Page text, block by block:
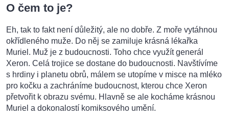
O čem to je?
Eh, tak to fakt není důležitý, ale no dobře. Z moře vytáhnou
okřídleného muže. Do něj se zamiluje krásná lékařka
Muriel. Muž je z budoucnosti. Toho chce využít generál
Xeron. Celá trojice se dostane do budoucnosti. Navštívíme
s hrdiny i planetu obrů, málem se utopíme v misce na mléko
pro kočku a zachráníme budoucnost, kterou chce Xeron
přetvořit k obrazu svému. Hlavně se ale kocháme krásnou
Muriel a dokonalostí komiksového umění.